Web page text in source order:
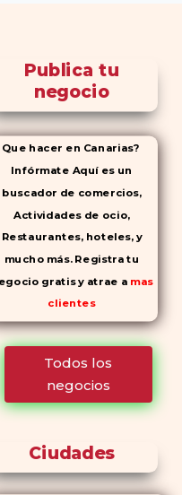
Publica tu
negocio
Que hacer en Canarias?
Infórmate Aquí es un
buscador de comercios,
Actividades de ocio,
Restaurantes, hoteles, y
mucho más. Registra tu
gratis y atrae a mas
clientes
Todos los
negocios
Ciudades